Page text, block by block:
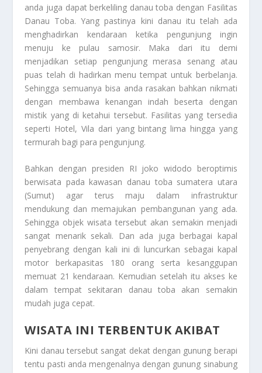
anda juga dapat berkeliling danau toba dengan Fasilitas
Danau Toba. Yang pastinya kini danau itu telah ada
menghadirkan kendaraan ketika pengunjung ingin
menuju ke pulau samosir. Maka dari itu demi
menjadikan setiap pengunjung merasa senang atau
puas telah di hadirkan menu tempat untuk berbelanja.
Sehingga semuanya bisa anda rasakan bahkan nikmati
dengan membawa kenangan indah beserta dengan
mistik yang di ketahui tersebut. Fasilitas yang tersedia
seperti Hotel, Vila dari yang bintang lima hingga yang
termurah bagi para pengunjung.
Bahkan dengan presiden RI joko widodo beroptimis
berwisata pada kawasan danau toba sumatera utara
(Sumut) agar terus maju dalam infrastruktur
mendukung dan memajukan pembangunan yang ada.
Sehingga objek wisata tersebut akan semakin menjadi
sangat menarik sekali. Dan ada juga berbagai kapal
penyebrang dengan kali ini di luncurkan sebagai kapal
motor berkapasitas 180 orang serta kesanggupan
memuat 21 kendaraan. Kemudian setelah itu akses ke
dalam tempat sekitaran danau toba akan semakin
mudah juga cepat.
WISATA INI TERBENTUK AKIBAT
Kini danau tersebut sangat dekat dengan gunung berapi
tentu pasti anda mengenalnya dengan gunung sinabung